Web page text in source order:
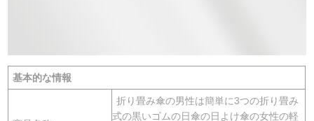
基本的な情報
折り畳み傘の男性は簡単に3つの折り畳み
式の黒いゴムの日傘の日よけ傘の女性の軽